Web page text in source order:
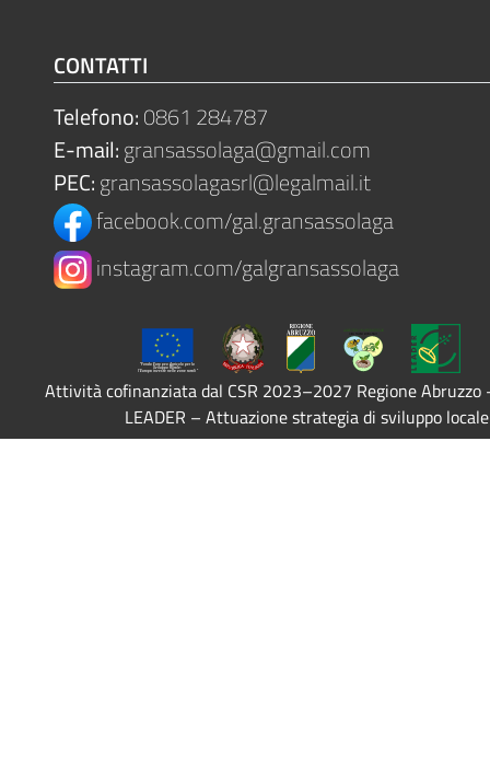
CONTATTI
Telefono:0861 284787
E-mail:gransassolaga@gmail.com
PEC:gransassolagasrl@legalmail.it
facebook.com/gal.gransassolaga
instagram.com/galgransassolaga
Attività cofinanziata dal CSR 2023–2027 Regione Abruzzo
LEADER – Attuazione strategia di sviluppo locale